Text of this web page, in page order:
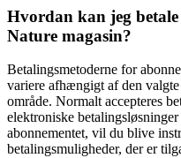
Hvordan kan jeg
Nature magasin?
Betalingsmetoderne for
variere afhængigt af den
område. Normalt accepteres
elektroniske
abonnementet, vil du blive
betalingsmuligheder, der er